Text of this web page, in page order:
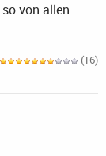
von allen
(16)